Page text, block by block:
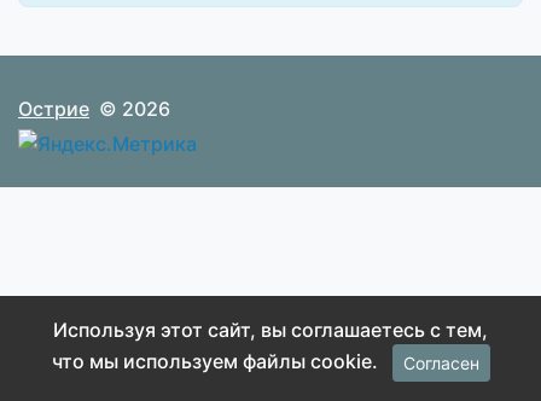
Острие © 2026
Используя этот сайт, вы соглашаетесь с тем,
что мы используем файлы cookie.
Согласен